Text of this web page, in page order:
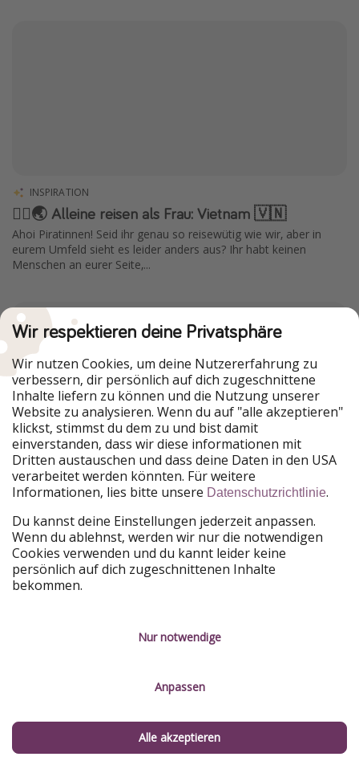
INSPIRATION
🧍‍♀️🌏 Alleine reisen als Frau: Vietnam 🇻🇳
Ahoi Piratinnen! Seid ihr genau so reisewütig wie wir, aber in
eurem Umfeld sieht es leider anders aus? Ihr habt keinen
Menschen an eurer Seite,...
INSPIRATION
🧍‍♀️🌏 Alleine reisen als Frau: Tansania 🇹🇿
Ahoi Piratinnen! Seid ihr genau so reisewütig wie wir, aber in
eurem Umfeld sieht es leider anders aus? Ihr habt keinen
Menschen an eurer Seite,...
Wir respektieren deine Privatsphäre
Wir nutzen Cookies, um deine Nutzererfahrung zu
verbessern, dir persönlich auf dich zugeschnittene
Inhalte liefern zu können und die Nutzung unserer
Website zu analysieren. Wenn du auf "alle akzeptieren"
klickst, stimmst du dem zu und bist damit
einverstanden, dass wir diese informationen mit
Dritten austauschen und dass deine Daten in den USA
verarbeitet werden könnten. Für weitere
Informationen, lies bitte unsere Datenschutzrichtlinie.
Du kannst deine Einstellungen jederzeit anpassen.
Wenn du ablehnst, werden wir nur die notwendigen
Cookies verwenden und du kannt leider keine
persönlich auf dich zugeschnittenen Inhalte
bekommen.
Nur notwendige
Anpassen
Alle akzeptieren